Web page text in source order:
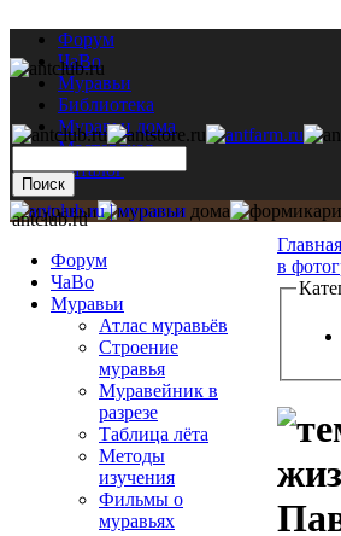
Форум
ЧаВо
Муравьи
Библиотека
Муравьи дома
Мастерская
Каталог
Главная
в
antclub.ru
Форум
ЧаВо
Муравьи
Атлас муравьёв
Строение
муравья
Муравейник в
разрезе
Таблица лёта
Методы
изучения
Фильмы о
муравьях